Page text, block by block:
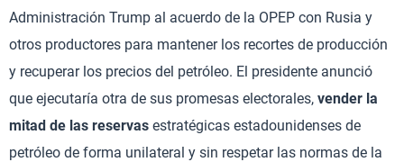
Administración Trump al acuerdo de la OPEP con Rusia y
otros productores para mantener los recortes de producción
y recuperar los precios del petróleo. El presidente anunció
que ejecutaría otra de sus promesas electorales, vender la
mitad de las reservas estratégicas estadounidenses de
petróleo de forma unilateral y sin respetar las normas de la